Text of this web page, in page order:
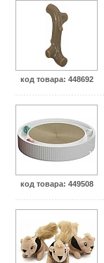
код товара: 448692
код товара: 449508